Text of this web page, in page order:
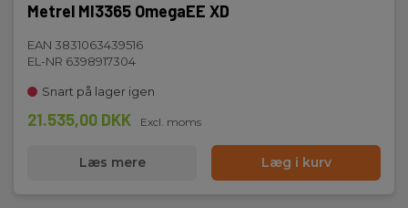
Metrel MI3365 OmegaEE XD
EAN 3831063439516
EL-NR 6398917304
Snart på lager igen
21.535,00 DKK Excl. moms
Læs mere Læg i kurv